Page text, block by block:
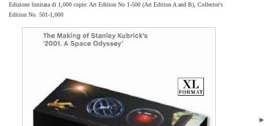
Edizione limitata di 1,000 copie: Art Edition No 1-500 (Art Edition A and B), Collector's
Edition No. 501-1,000
►